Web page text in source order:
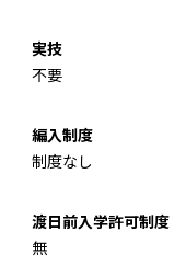
実技
不要
編入制度
制度なし
渡日前入学許可制度
無